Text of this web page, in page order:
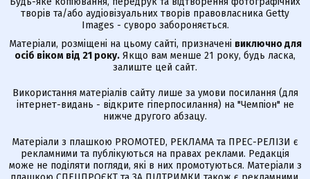
творів та/або аудіовізуальних творів правовласника Getty
Images - суворо забороняється.
Матеріали, розміщені на цьому сайті, призначені виключно для
осіб віком від 21 року. Якщо вам менше 21 року, будь ласка,
залиште цей сайт.
Використання матеріалів сайту лише за умови посилання (для
інтернет-видань - відкрите гіперпосилання) на "Чемпіон" не
нижче другого абзацу.
Матеріали з плашкою PROMOTED, РЕКЛАМА та ПРЕС-РЕЛІЗИ є
рекламними та публікуються на правах реклами. Редакція
може не поділяти погляди, які в них промотуються. Матеріали з